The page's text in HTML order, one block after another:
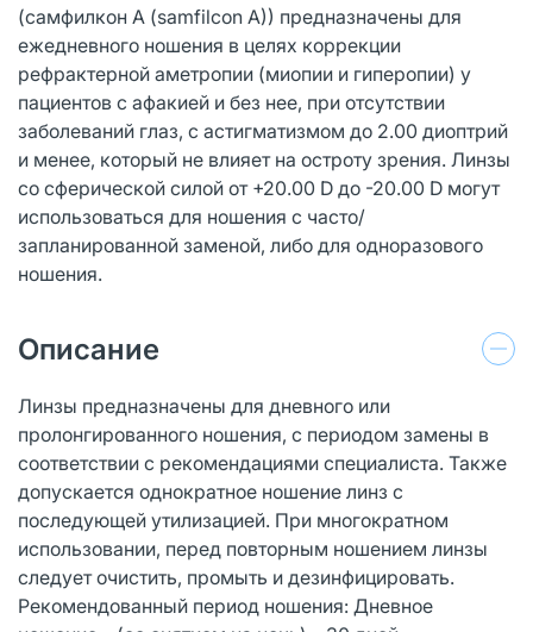
(самфилкон A (samfilcon A)) предназначены для
ежедневного ношения в целях коррекции
рефрактерной аметропии (миопии и гиперопии) у
пациентов с афакией и без нее, при отсутствии
заболеваний глаз, с астигматизмом до 2.00 диоптрий
и менее, который не влияет на остроту зрения. Линзы
со сферической силой от +20.00 D до -20.00 D могут
использоваться для ношения с часто/
запланированной заменой, либо для одноразового
ношения.
Описание
Линзы предназначены для дневного или
пролонгированного ношения, с периодом замены в
соответствии с рекомендациями специалиста. Также
допускается однократное ношение линз с
последующей утилизацией. При многократном
использовании, перед повторным ношением линзы
следует очистить, промыть и дезинфицировать.
Рекомендованный период ношения: Дневное